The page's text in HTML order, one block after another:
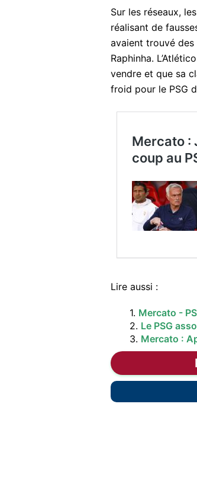
Sur les réseaux,
réalisant de
avaient trouvé des
Raphinha.
vendre et que sa
froid pour le PSG
Mercato :
coup au
Lire aussi :
1. Mercato -
2. Le PSG
3. Mercato :